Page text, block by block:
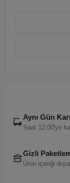
Aynı Gün
Saat 12:00'ye
Gizli
Ürün içeriği